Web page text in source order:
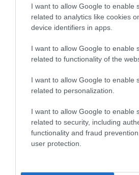
I want to allow Google to enable
related to analytics like cookies
device identifiers in apps.
I want to allow Google to enable
related to functionality of the
I want to allow Google to enable
related to personalization.
I want to allow Google to enable
related to security, including
functionality and fraud
user protection.
ΤΟΠΙΚΗ ΑΥΤΟΔΙΟΙΚΗΣΗ
Νίκος Σακκάς,
τεχνολογία